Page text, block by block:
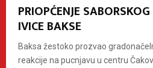
PRIOPĆENJE
IVICE BAKSE
Baksa žestoko prozvao
reakcije na pucnjavu u centru